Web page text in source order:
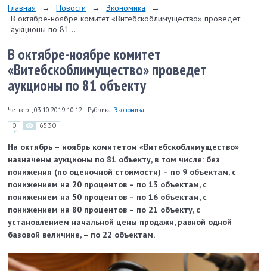
Главная → Новости → Экономика
→
В октябре-ноябре комитет «Витебскоблимущество» проведет
аукционы по 81...
В октябре-ноябре комитет
«Витебскоблимущество» проведет
аукционы по 81 объекту
Четверг, 03.10.2019 10:12 | Рубрика: Экономика
0 6530
На октябрь – ноябрь комитетом «Витебскоблимущество»
назначены аукционы по 81 объекту, в том числе: без
понижения (по оценочной стоимости) – по 9 объектам, с
понижением на 20 процентов – по 13 объектам, с
понижением на 50 процентов – по 16 объектам, с
понижением на 80 процентов – по 21 объекту, с
установлением начальной цены продажи, равной одной
базовой величине, – по 22 объектам.